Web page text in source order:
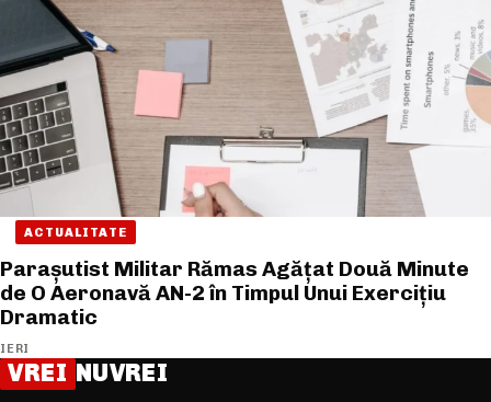
ACTUALITATE
Parașutist Militar Rămas Agățat Două Minute
de O Aeronavă AN-2 în Timpul Unui Exercițiu
Dramatic
IERI
VREI NUVREI